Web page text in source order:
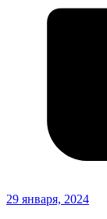
29 января, 2024